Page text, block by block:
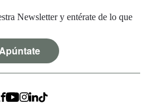
Newsletter y entérate de lo que